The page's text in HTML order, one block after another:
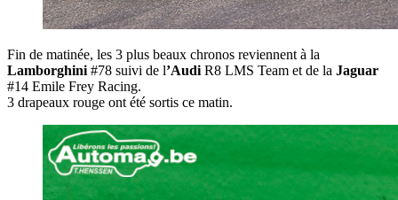
Fin de matinée, les 3 plus beaux chronos reviennent à la
Lamborghini#78 suivi de l’AudiR8 LMS Team et de la Jaguar
#14 Emile Frey Racing.
3 drapeaux rouge ont été sortis ce matin.